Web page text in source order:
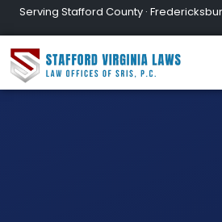
Serving Stafford County ·